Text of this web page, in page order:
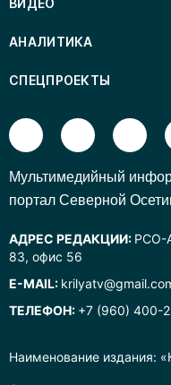
Наименование издания:
АНАЛИТИКА
СПЕЦПРОЕКТЫ
Mультимедийный
портал Северной
АДРЕС РЕДАКЦИИ: РСО-
83, офис 56
E-MAIL:
ТЕЛЕФОН: +7 (960) 400-